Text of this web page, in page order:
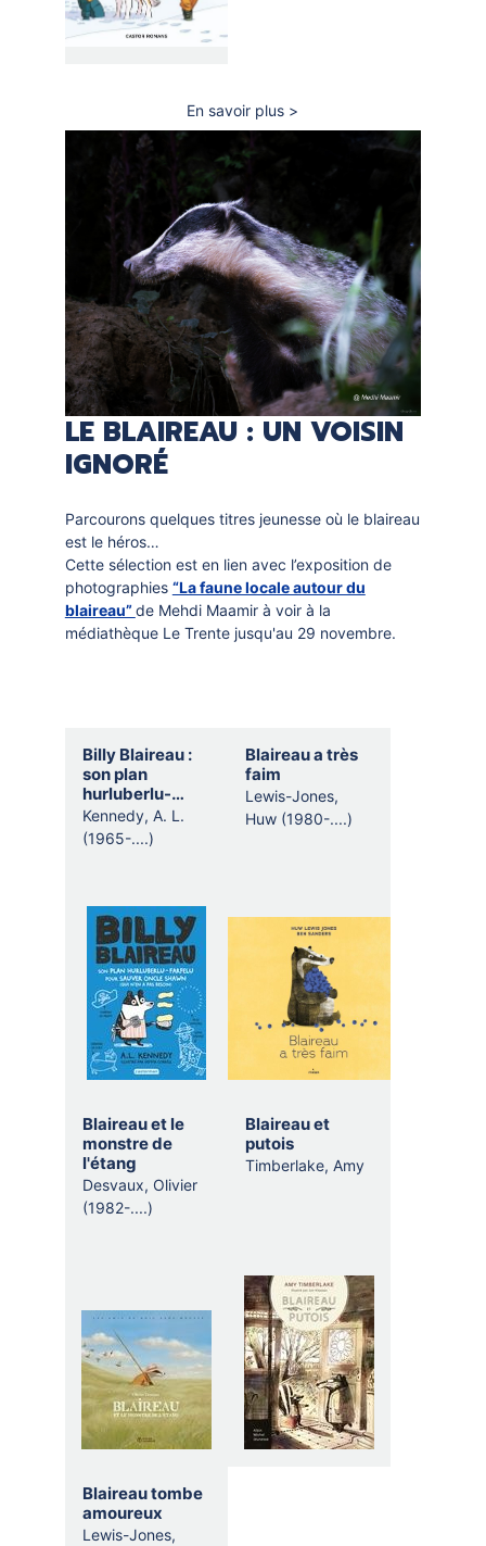
En savoir plus sur
Duos
de
LE BLAIREAU : UN VOISIN
IGNORÉ
Parcourons quelques titres jeunesse où le blaireau
est le héros…
Cette sélection est en lien avec l’exposition de
photographies “La faune locale autour du
blaireau”de Mehdi Maamir à voir à la
médiathèque Le Trente jusqu'au 29 novembre.
thematique
Billy Blaireau :
son plan
hurluberlu-
farfelu pour
sauver Oncle
Shawn (qui n'en
Kennedy, A. L.
(1965-....)
Blaireau a très
faim
Lewis-Jones,
Huw (1980-....)
Blaireau et le
monstre de
l'étang
Desvaux, Olivier
(1982-....)
Blaireau et
putois
Timberlake, Amy
Blaireau tombe
amoureux
Lewis-Jones,